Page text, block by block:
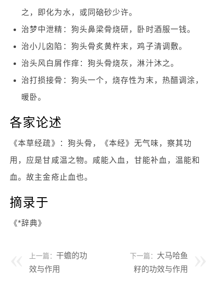
之，即化为水，或同硇砂少许。
治梦中泄精：狗头鼻梁骨烧研，卧时酒服一钱。
治小儿囟陷：狗头骨炙黄杵末，鸡子清调敷。
治头风白屑作痒：狗头骨烧灰，淋汁沐之。
治打损接骨：狗头一个，烧存性为末，热醋调涂，
暖卧。
各家论述
《本草经疏》：狗头骨，《本经》无气味，察其功
用，应是甘咸温之物。咸能入血，甘能补血，温能和
血。故主金疮止血也。
摘录于
《*辞典》
上一篇： 干蟾的功
效与作用
下一篇： 大马哈鱼
籽的功效与作用